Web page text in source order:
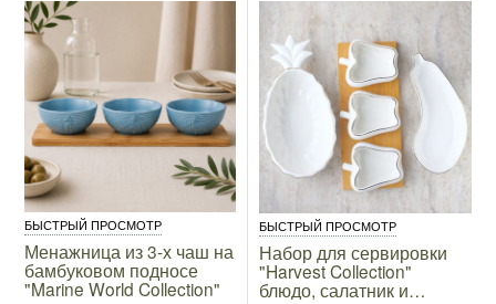
БЫСТРЫЙ ПРОСМОТР
Менажница из 3-х чаш на
бамбуковом подносе
"Marine World Collection"
БЫСТРЫЙ ПРОСМОТР
Набор для сервировки
"Harvest Collection"
блюдо, салатник и